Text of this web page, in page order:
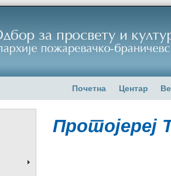
Почетна Центар
Протојереј